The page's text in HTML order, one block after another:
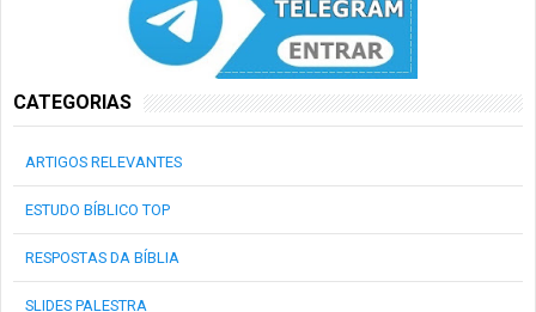
CATEGORIAS
ARTIGOS RELEVANTES
ESTUDO BÍBLICO TOP
RESPOSTAS DA BÍBLIA
SLIDES PALESTRA